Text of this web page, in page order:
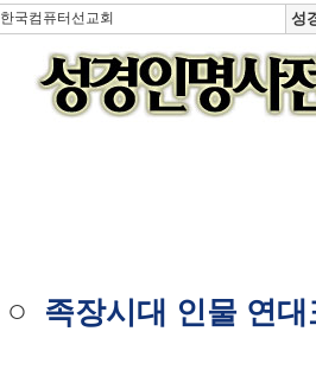
한국컴퓨터선교회
성
○ 족장시대 인물 연대